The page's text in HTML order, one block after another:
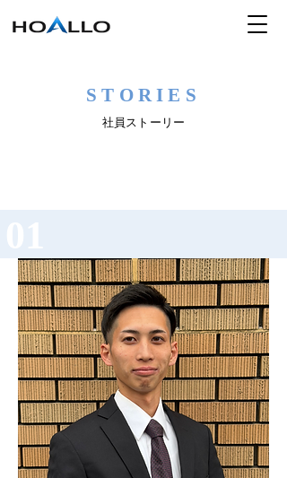
STORIES
社員ストーリー